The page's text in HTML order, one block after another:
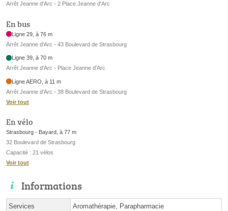
Arrêt Jeanne d'Arc - 2 Place Jeanne d'Arc
En bus
Ligne 29, à 76 m
Arrêt Jeanne d'Arc - 43 Boulevard de Strasbourg
Ligne 39, à 70 m
Arrêt Jeanne d'Arc - Place Jeanne d'Arc
Ligne AERO, à 11 m
Arrêt Jeanne d'Arc - 38 Boulevard de Strasbourg
Voir tout
En vélo
Strasbourg - Bayard, à 77 m
32 Boulevard de Strasbourg
Capacité : 21 vélos
Voir tout
Informations
Services Aromathérapie, Parapharmacie